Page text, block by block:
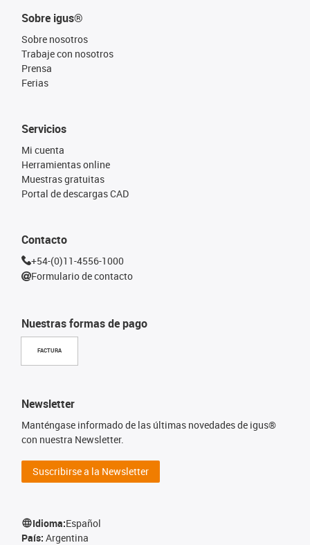
Sobre igus®
Sobre nosotros
Trabaje con nosotros
Prensa
Ferias
Nuestras formas de pago
FACTURA
Servicios
Mi cuenta
Herramientas online
Muestras gratuitas
Portal de descargas CAD
Contacto
+54-(0)11-4556-1000
Formulario de contacto
Newsletter
Manténgase informado de las últimas novedades de igus®
con nuestra Newsletter.
Suscribirse a la Newsletter
Idioma:Español
País: Argentina